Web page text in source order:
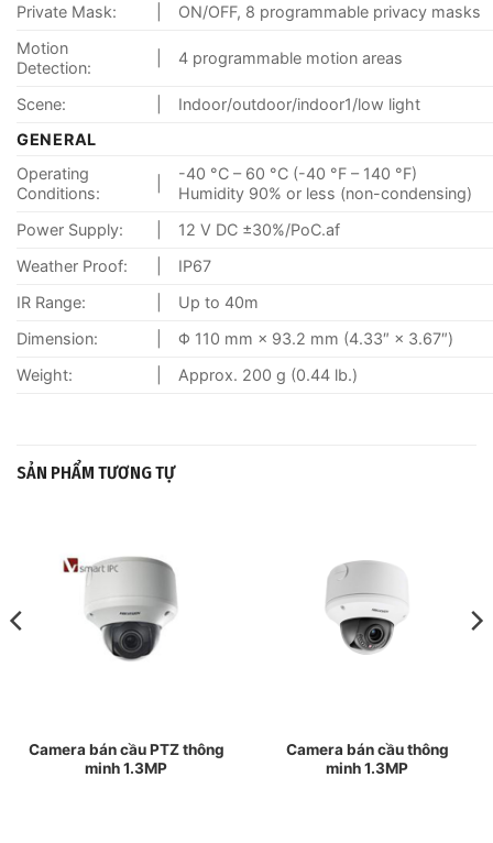
Private Mask:
ON/OFF, 8 programmable privacy masks
Motion
Detection:
4 programmable motion areas
Scene:
Indoor/outdoor/indoor1/low light
GENERAL
Operating
Conditions:
-40 °C – 60 °C (-40 °F – 140 °F)
Humidity 90% or less (non-condensing)
Power Supply:
12 V DC ±30%/PoC.af
Weather Proof:
IP67
IR Range:
Up to 40m
Dimension:
Φ 110 mm × 93.2 mm (4.33″ × 3.67″)
Weight:
Approx. 200 g (0.44 lb.)
SẢN PHẨM TƯƠNG TỰ
Camera bán cầu PTZ thông
minh 1.3MP
Camera bán cầu thông
minh 1.3MP